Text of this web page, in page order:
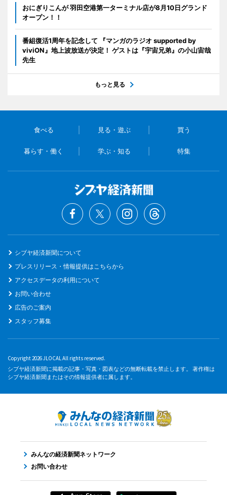
おにぎりこんが 羽田空港第一ターミナル店が8月10日グランド
オープン！！
番組復活1周年を記念して 『マンガのラジオ supported by
viviON』地上波放送が決定！ ゲストは『宇宙兄弟』の小山宙哉
先生
もっと見る
食べる 見る・遊ぶ 買う
暮らす・働く 学ぶ・知る 特集
シブヤ経済新聞について
プレスリリース・情報提供はこちらから
アクセスデータの利用について
お問い合わせ
広告のご案内
スタッフ募集
Copyright 2026 JLOCAL All rights reserved.
シブヤ経済新聞に掲載の記事・写真・図表などの無断転載を禁止します。 著作権は
シブヤ経済新聞またはその情報提供者に属します。
みんなの経済新聞ネットワーク
お問い合わせ